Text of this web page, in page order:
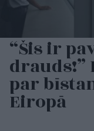
“Šis ir
par
Eiropā